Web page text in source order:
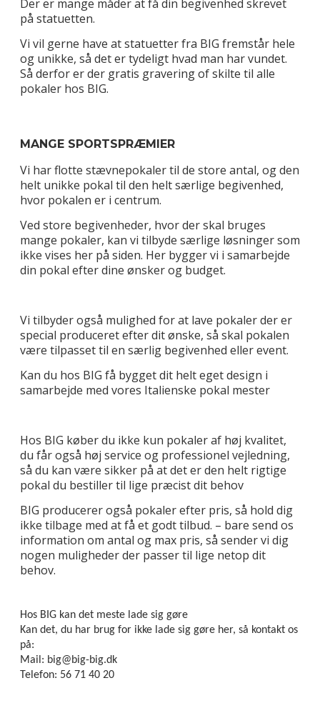
Der er mange måder at få din begivenhed skrevet
på statuetten.
Vi vil gerne have at statuetter fra BIG fremstår hele
og unikke, så det er tydeligt hvad man har vundet.
Så derfor er der gratis gravering of skilte til alle
pokaler hos BIG.
MANGE SPORTSPRÆMIER
Vi har flotte stævnepokaler til de store antal, og den
helt unikke pokal til den helt særlige begivenhed,
hvor pokalen er i centrum.
Ved store begivenheder, hvor der skal bruges
mange pokaler, kan vi tilbyde særlige løsninger som
ikke vises her på siden. Her bygger vi i samarbejde
din pokal efter dine ønsker og budget.
Vi tilbyder også mulighed for at lave pokaler der er
special produceret efter dit ønske, så skal pokalen
være tilpasset til en særlig begivenhed eller event.
Kan du hos BIG få bygget dit helt eget design i
samarbejde med vores Italienske pokal mester
Hos BIG køber du ikke kun pokaler af høj kvalitet,
du får også høj service og professionel vejledning,
så du kan være sikker på at det er den helt rigtige
pokal du bestiller til lige præcist dit behov
BIG producerer også pokaler efter pris, så hold dig
ikke tilbage med at få et godt tilbud. – bare send os
information om antal og max pris, så sender vi dig
nogen muligheder der passer til lige netop dit
behov.
Hos BIG kan det meste lade sig gøre
Kan det, du har brug for ikke lade sig gøre her, så kontakt os
på:
Mail: big@big-big.dk
Telefon: 56 71 40 20